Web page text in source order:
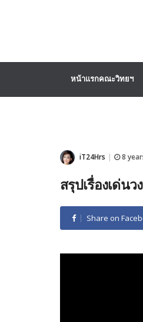
หน้าแรกคณะวิทยฯ
iT24Hrs 8
สรุปเรื่องเด่น
Share on